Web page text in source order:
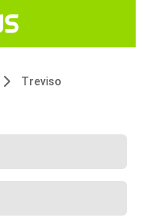
Treviso